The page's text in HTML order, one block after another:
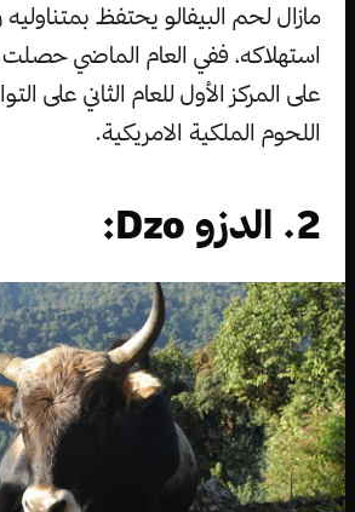
مازال لحم البيفالو يحتفظ
استهلاكه، ففي العام الماضي حصلت
على المركز الأول للعام الثاني على
اللحوم الملكية الامريكية.
2. الدزو Dzo: